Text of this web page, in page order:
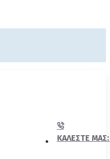
ΚΑΛΈΣΤΕ